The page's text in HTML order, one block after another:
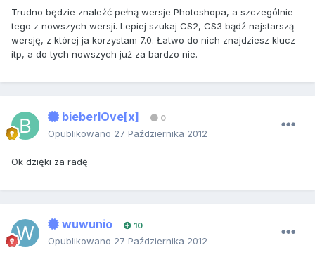
Trudno będzie znaleźć pełną wersje Photoshopa, a szczególnie
tego z nowszych wersji. Lepiej szukaj CS2, CS3 bądź najstarszą
wersję, z której ja korzystam 7.0. Łatwo do nich znajdziesz klucz
itp, a do tych nowszych już za bardzo nie.
bieberlOve[x] 0
Opublikowano 27 Października 2012
Ok dzięki za radę
wuwunio 10
Opublikowano 27 Października 2012